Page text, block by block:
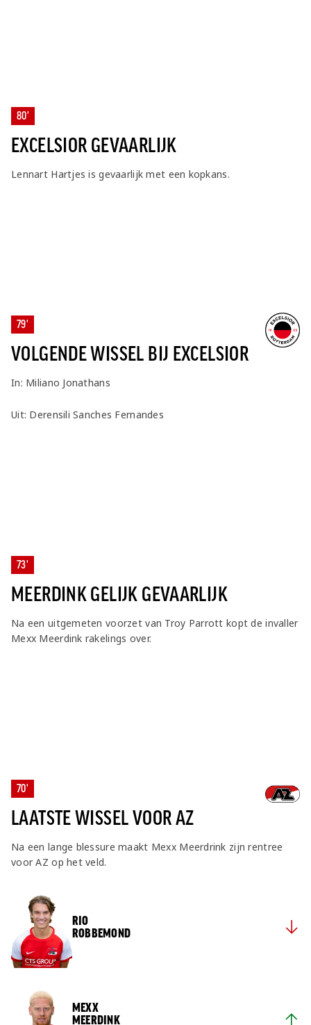
80'
EXCELSIOR GEVAARLIJK
Lennart Hartjes is gevaarlijk met een kopkans.
79'
VOLGENDE WISSEL BIJ EXCELSIOR
In: Miliano Jonathans
Uit: Derensili Sanches Fernandes
73'
MEERDINK GELIJK GEVAARLIJK
Na een uitgemeten voorzet van Troy Parrott kopt de invaller
Mexx Meerdink rakelings over.
70'
LAATSTE WISSEL VOOR AZ
Na een lange blessure maakt Mexx Meerdrink zijn rentree
voor AZ op het veld.
RIO
ROBBEMOND
MEXX
MEERDINK